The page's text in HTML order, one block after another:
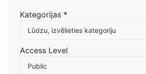
Kategorijas *
Atlasiet kategoriju, lai filtrētu
Lūdzu, izvēlieties kategoriju
Access Level
Public